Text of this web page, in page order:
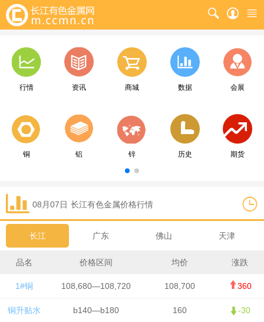
行情 资讯 商城 数据 会展
铜 铝 锌 历史 期货
08月07日 长江有色金属价格行情
长江 广东 佛山 天津
品名 价格区间 均价 涨跌
1#铜 108,680—108,720 108,700 360
铜升贴水 b140—b180 160 -30